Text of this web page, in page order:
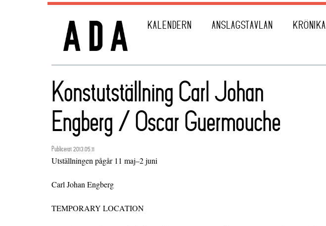
KALENDERN ANSLAGSTAVLAN KRÖNIKA
Konstutställning Carl Johan
Engberg / Oscar Guermouche
Publicerat 2013.05.11
Utställningen pågår 11 maj–2 juni
Carl Johan Engberg
TEMPORARY LOCATION